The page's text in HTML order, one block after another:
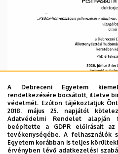
A Debreceni Egyetem
rendelkezésére bocsátott, illetve
védelmét. Ezúton tájékoztatjuk
2018. május 25. napjától
Adatvédelmi Rendelet alapján
beépítette a GDPR előírásait
tevékenységébe. A felhasználók
Egyetem korábban is teljes
érvényben lévő adatkezelési